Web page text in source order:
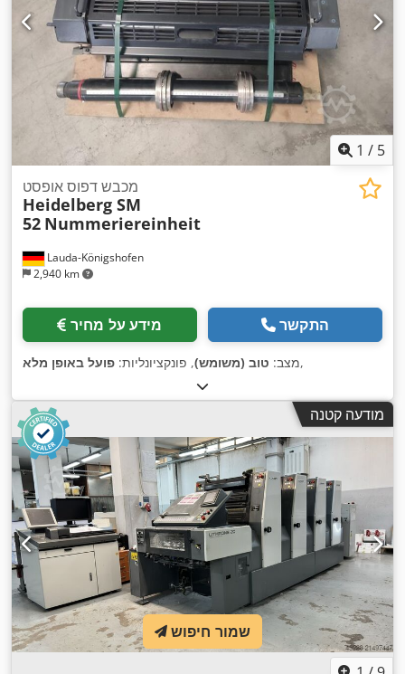
1 / 5
Lauda-Königshofen
2,940 km
מכבש דפוס אופסט
Heidelberg SM
52 Nummeriereinheit
מידע על מחיר התקשר
מצב: טוב (משומש), פונקציונליות: פועל באופן מלא ,
מודעה קטנה
שמור חיפוש